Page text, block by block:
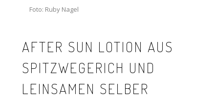
Foto: Ruby Nagel
AFTER SUN LOTION AUS
SPITZWEGERICH UND
LEINSAMEN SELBER